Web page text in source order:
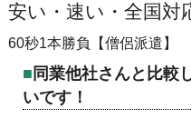
安い・速い・全国対
60秒1本勝負【僧侶派遣】
同業他社さんと比較
いです！